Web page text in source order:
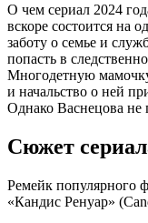
О чем сериал 2024
вскоре состоится на
заботу о семье и
попасть в
Многодетную
и начальство о ней
Однако Васнецова не
Сюжет
Ремейк популярного
«Кандис Ренуар»